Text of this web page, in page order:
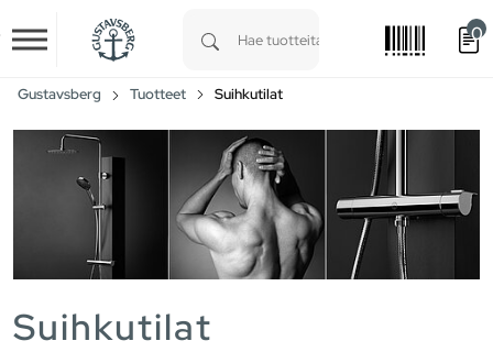
Skip to main content
0
Gustavsberg Tuotteet Suihkutilat
Suihkutilat